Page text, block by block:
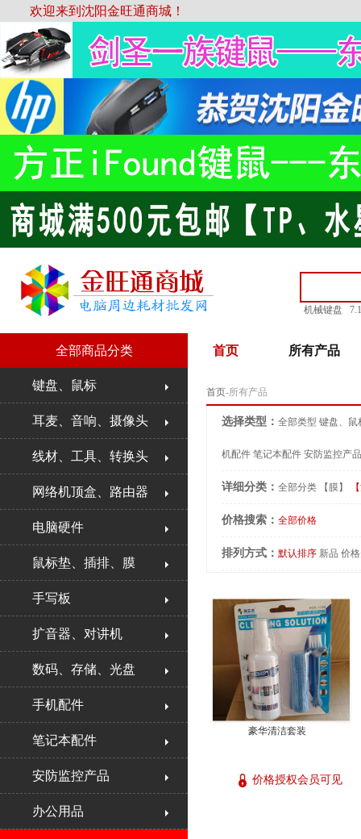
欢迎来到沈阳金旺通商城！
机械键盘
首页 所有产品
全部商品分类
键盘、鼠标
耳麦、音响、摄像头
线材、工具、转换头
网络机顶盒、路由器
电脑硬件
鼠标垫、插排、膜
手写板
扩音器、对讲机
数码、存储、光盘
手机配件
笔记本配件
安防监控产品
办公用品
首页-所有产品
选择类型： 全部类型 键盘、鼠
机配件 笔记本配件 安防监控产品
详细分类： 全部分类 【膜】
价格搜索： 全部价格
排列方式： 默认排序 新品 价
豪华清洁套装
价格授权会员可见